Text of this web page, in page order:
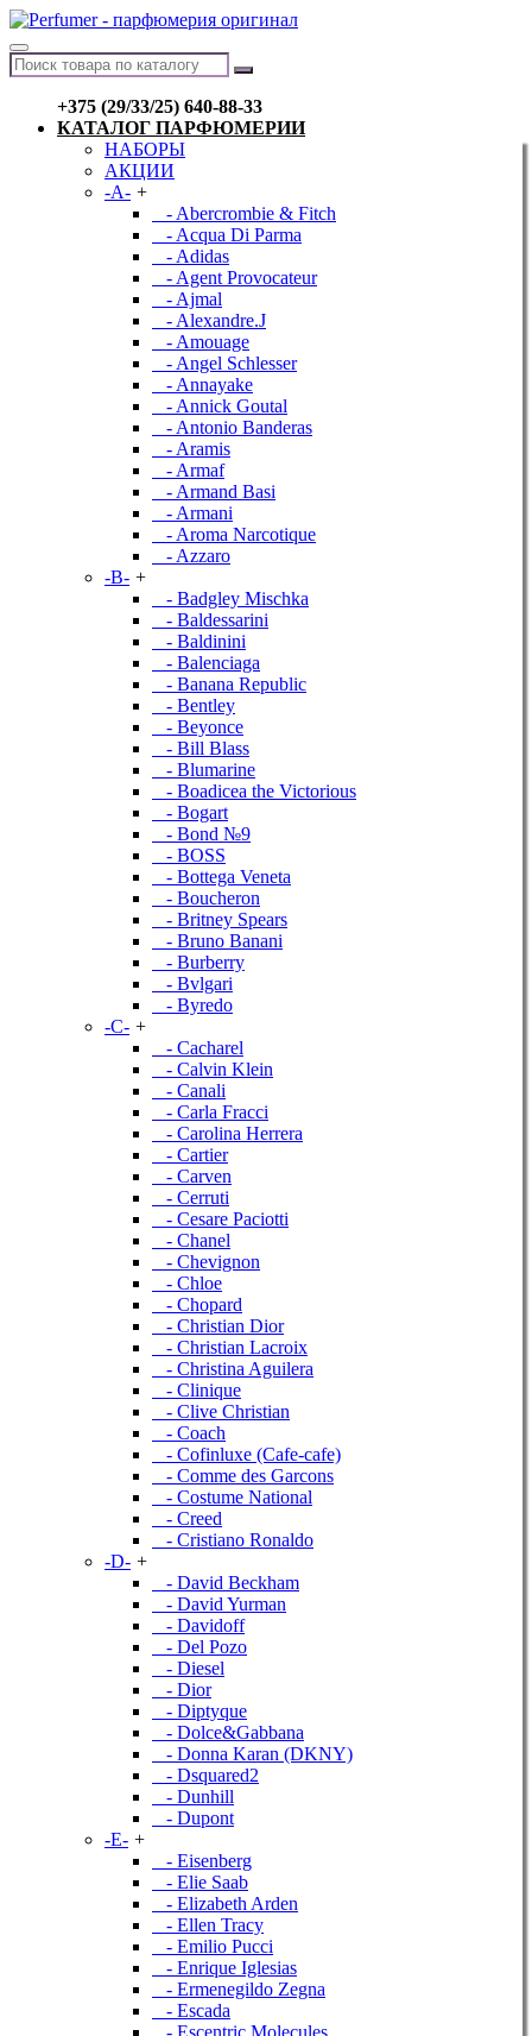
+375 (29/33/25) 640-88-33
КАТАЛОГ ПАРФЮМЕРИИ
НАБОРЫ
АКЦИИ
-A- +
- Abercrombie & Fitch
- Acqua Di Parma
- Adidas
- Agent Provocateur
- Ajmal
- Alexandre.J
- Amouage
- Angel Schlesser
- Annayake
- Annick Goutal
- Antonio Banderas
- Aramis
- Armaf
- Armand Basi
- Armani
- Aroma Narcotique
- Azzaro
-B- +
- Badgley Mischka
- Baldessarini
- Baldinini
- Balenciaga
- Banana Republic
- Bentley
- Beyonce
- Bill Blass
- Blumarine
- Boadicea the Victorious
- Bogart
- Bond №9
- BOSS
- Bottega Veneta
- Boucheron
- Britney Spears
- Bruno Banani
- Burberry
- Bvlgari
- Byredo
-C- +
- Cacharel
- Calvin Klein
- Canali
- Carla Fracci
- Carolina Herrera
- Cartier
- Carven
- Cerruti
- Cesare Paciotti
- Chanel
- Chevignon
- Chloe
- Chopard
- Christian Dior
- Christian Lacroix
- Christina Aguilera
- Clinique
- Clive Christian
- Coach
- Cofinluxe (Cafe-cafe)
- Comme des Garcons
- Costume National
- Creed
- Cristiano Ronaldo
-D- +
- David Beckham
- David Yurman
- Davidoff
- Del Pozo
- Diesel
- Dior
- Diptyque
- Dolce&Gabbana
- Donna Karan (DKNY)
- Dsquared2
- Dunhill
- Dupont
-E- +
- Eisenberg
- Elie Saab
- Elizabeth Arden
- Ellen Tracy
- Emilio Pucci
- Enrique Iglesias
- Ermenegildo Zegna
- Escada
- Escentric Molecules